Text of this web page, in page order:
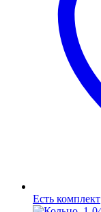
Есть комплект